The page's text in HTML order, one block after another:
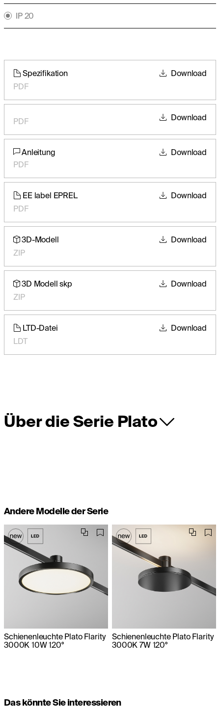
IP 20
Spezifikation
PDF
Download
PDF Download
Anleitung
PDF
Download
EE label EPREL
PDF
Download
3D-Modell
ZIP
Download
3D Modell skp
ZIP
Download
LTD-Datei
LDT
Download
Über die Serie Plato
Andere Modelle der Serie
Schienenleuchte Plato Flarity
3000K 10W 120°
Schienenleuchte Plato Flarity
3000K 7W 120°
Das könnte Sie interessieren